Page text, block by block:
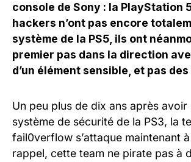
console de Sony : la PlayStation
hackers n’ont pas encore
système de la PS5, ils ont
premier pas dans la direction
d’un élément sensible, et pas
Un peu plus de dix ans après
système de sécurité de la PS3, la
fail0verflow s’attaque maintenant
rappel, cette team ne pirate pas à